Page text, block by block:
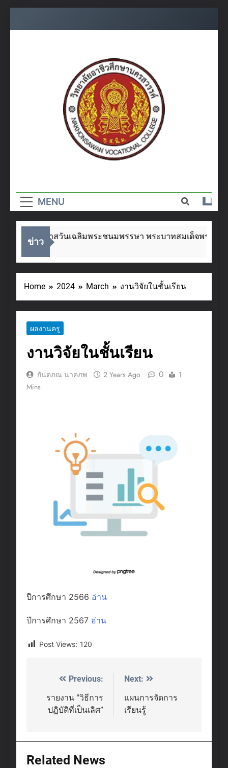
อาชีวศึกษา
นครสวรรค์
MENU
ข่าว
เนื่องในโอกาสวันเฉลิมพระชนมพรรษา พระบาทสมเด็จพระเจ้
Home 2024 March งานวิจัยในชั้นเรียน
ผลงานครู
งานวิจัยในชั้นเรียน
กันตภณ นาคภพ 2 Years Ago 0
1
Mins
ปีการศึกษา 2566 อ่าน
ปีการศึกษา 2567 อ่าน
Post Views: 120
Post
navigation
Previous:
รายงาน “วิธีการ
ปฏิบัติที่เป็นเลิศ”
Next:
แผนการจัดการ
เรียนรู้
Related News